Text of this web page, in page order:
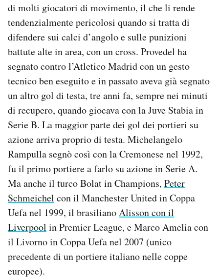
di molti giocatori di movimento, il che li rende
tendenzialmente pericolosi quando si tratta di
difendere sui calci d’angolo e sulle punizioni
battute alte in area, con un cross. Provedel ha
segnato contro l’Atletico Madrid con un gesto
tecnico ben eseguito e in passato aveva già segnato
un altro gol di testa, tre anni fa, sempre nei minuti
di recupero, quando giocava con la Juve Stabia in
Serie B. La maggior parte dei gol dei portieri su
azione arriva proprio di testa. Michelangelo
Rampulla segnò così con la Cremonese nel 1992,
fu il primo portiere a farlo su azione in Serie A.
Ma anche il turco Bolat in Champions, Peter
Schmeichel con il Manchester United in Coppa
Uefa nel 1999, il brasilianoAlisson con il
Liverpool in Premier League, e Marco Amelia con
il Livorno in Coppa Uefa nel 2007 (unico
precedente di un portiere italiano nelle coppe
europee).